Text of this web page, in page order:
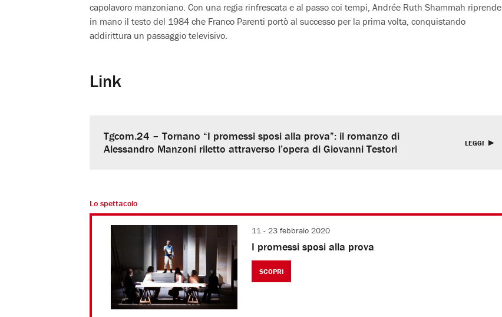
capolavoro manzoniano. Con una regia rinfrescata e al passo coi tempi, Andrée Ruth Shammah riprende
in mano il testo del 1984 che Franco Parenti portò al successo per la prima volta, conquistando
addirittura un passaggio televisivo.
Link
Tgcom.24 – Tornano “I promessi sposi alla prova”: il romanzo di
Alessandro Manzoni riletto attraverso l’opera di Giovanni Testori
LEGGI
Lo spettacolo
11 - 23 febbraio 2020
I promessi sposi alla prova
SCOPRI